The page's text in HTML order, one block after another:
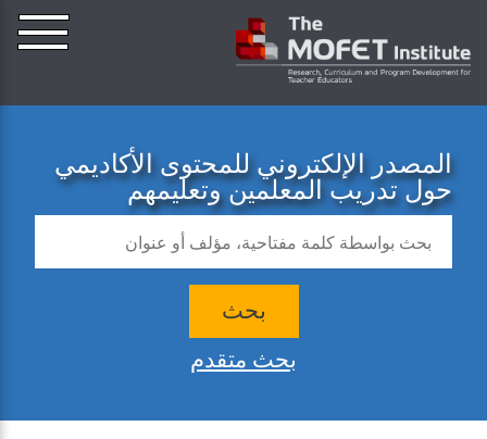
المصدر الإلكتروني للمحتوى الأكاديمي
حول تدريب المعلمين وتعليمهم
بحث
بحث متقدم